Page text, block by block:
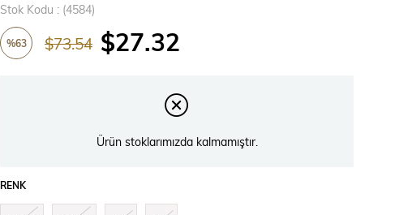
Stok Kodu (4584)
%63 $73.54 $27.32
Ürün stoklarımızda kalmamıştır.
RENK